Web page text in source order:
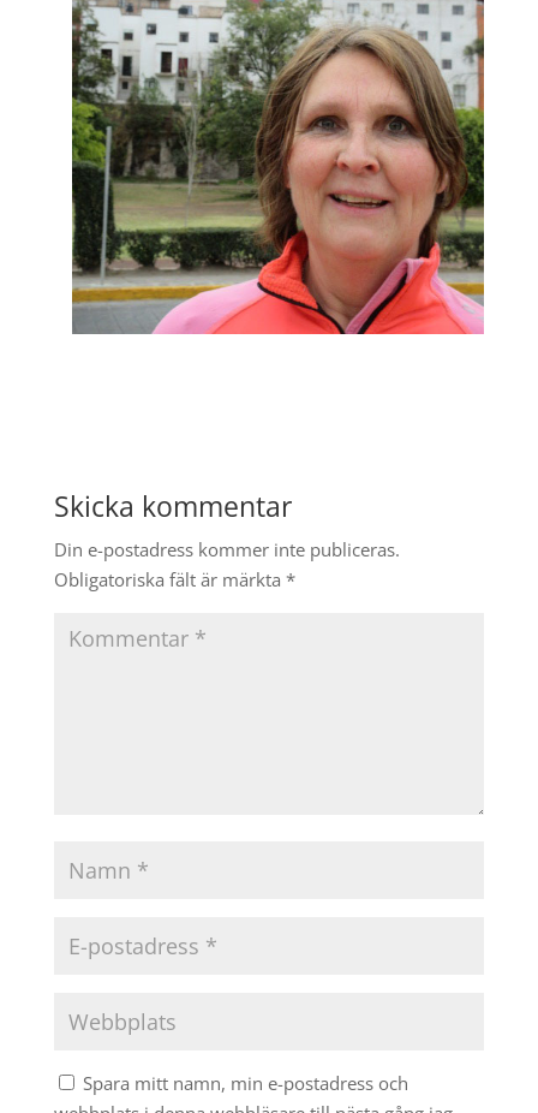
Skicka kommentar
Din e-postadress kommer inte publiceras.
Obligatoriska fält är märkta *
Spara mitt namn, min e-postadress och